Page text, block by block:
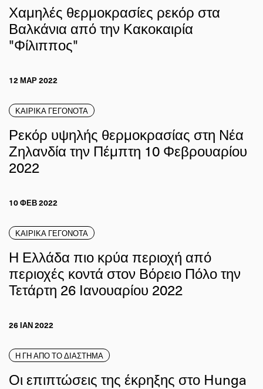
Χαμηλές θερμοκρασίες ρεκόρ στα
Βαλκάνια από την Κακοκαιρία
"Φίλιππος"
12 ΜΑΡ 2022
ΚΑΙΡΙΚΑ ΓΕΓΟΝΟΤΑ
Ρεκόρ υψηλής θερμοκρασίας στη Νέα
Ζηλανδία την Πέμπτη 10 Φεβρουαρίου
2022
10 ΦΕΒ 2022
ΚΑΙΡΙΚΑ ΓΕΓΟΝΟΤΑ
Η Ελλάδα πιο κρύα περιοχή από
περιοχές κοντά στον Βόρειο Πόλο την
Τετάρτη 26 Ιανουαρίου 2022
26 ΙΑΝ 2022
Η ΓΗ ΑΠΟ ΤΟ ΔΙΑΣΤΗΜΑ
Οι επιπτώσεις της έκρηξης στο Hunga